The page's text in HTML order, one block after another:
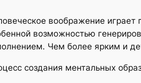
воображение
возможностью
Чем более ярким и
создания ментальных